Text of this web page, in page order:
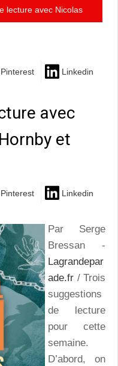
lecture avec Nicolas
Pinterest Linkedin
avec
et
Pinterest Linkedin
Par Serge
Bressan -
Lagrandepar
ade.fr / Trois
suggestions
de lecture
pour cette
semaine.
D’abord, on